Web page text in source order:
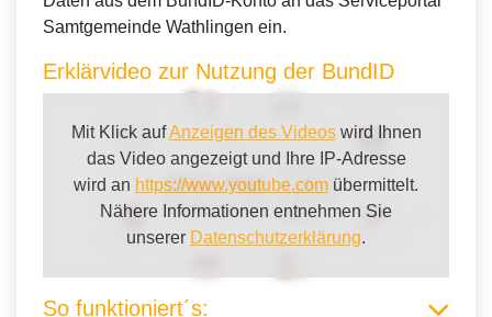
Samtgemeinde Wathlingen ein.
Erklärvideo zur Nutzung der BundID
Mit Klick aufAnzeigen des Videoswird Ihnen
das Video angezeigt und Ihre IP-Adresse
wird an https://www.youtube.com übermittelt.
Nähere Informationen entnehmen Sie
unserer Datenschutzerklärung.
So funktioniert´s: